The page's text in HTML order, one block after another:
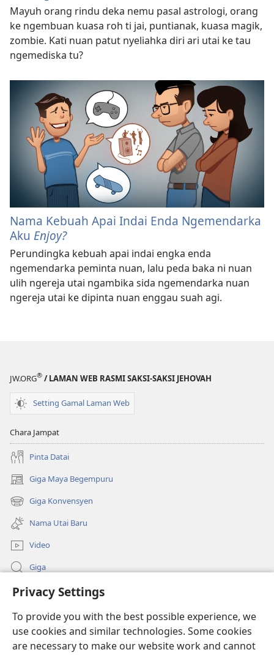
Privacy Settings
To provide you with the best possible experience, we
use cookies and similar technologies. Some cookies
are necessary to make our website work and cannot
Mayuh orang rindu deka nemu pasal astrologi, orang
ke ngembuan kuasa roh ti jai, puntianak, kuasa magik,
zombie. Kati nuan patut nyeliahka diri ari utai ke tau
ngemediska tu?
Nama Kebuah Apai Indai Enda Ngemendarka
Aku Enjoy?
Perundingka kebuah apai indai engka enda
ngemendarka peminta nuan, lalu peda baka ni nuan
ulih ngereja utai ngambika sida ngemendarka nuan
ngereja utai ke dipinta nuan enggau suah agi.
JW.ORG® / LAMAN WEB RASMI SAKSI-SAKSI JEHOVAH
Setting Gamal Laman Web
Chara Jampat
Pinta Datai
Giga Maya Begempuru
(opens
new
window)
Giga Konvensyen
(opens
new
window)
Nama Utai Baru
Video
Giga
Penerang Global
Duit Pemeri
(opens
new
window)